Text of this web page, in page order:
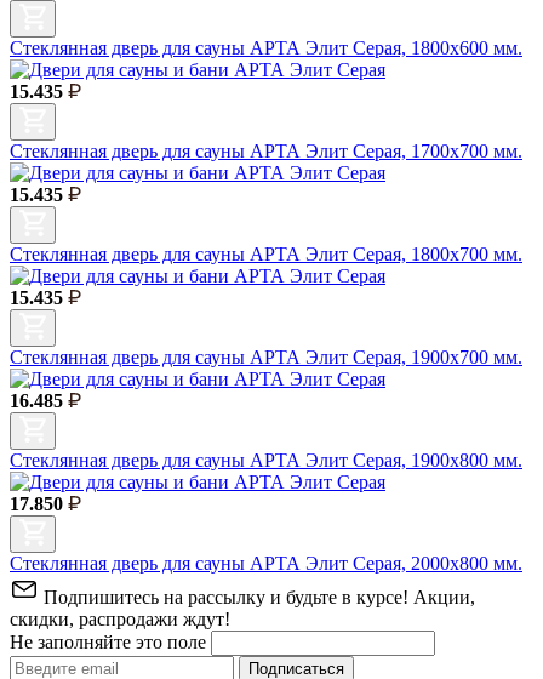
Стеклянная дверь для сауны АРТА Элит Серая, 1800х600 мм.
15.435
Стеклянная дверь для сауны АРТА Элит Серая, 1700х700 мм.
15.435
Стеклянная дверь для сауны АРТА Элит Серая, 1800х700 мм.
15.435
Стеклянная дверь для сауны АРТА Элит Серая, 1900х700 мм.
16.485
Стеклянная дверь для сауны АРТА Элит Серая, 1900х800 мм.
17.850
Стеклянная дверь для сауны АРТА Элит Серая, 2000х800 мм.
Подпишитесь на рассылку и будьте в курсе! Акции,
скидки, распродажи ждут!
Не заполняйте это поле
Подписаться